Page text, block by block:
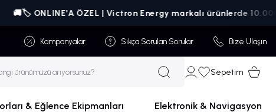
Kampanyalar Sıkça Sorulan Sorular Bize Ulaşın
Sepetim
& Eğlence Ekipmanları Elektronik & Navigasyon
ÖZEL | Victron Energy markalı ürünlerde 10.000₺ üzeri